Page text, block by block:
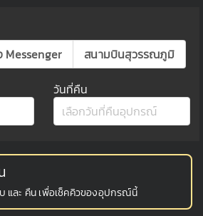
Messenger สนามบินสุวรรณภูมิ
วันที่คืน
และ คืน เพื่อเช็คคิวของอุปกรณ์นี้